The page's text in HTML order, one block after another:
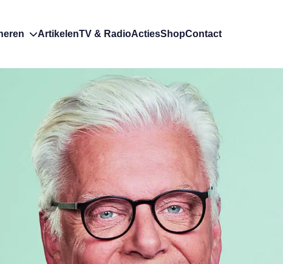
ArtikelenTV & RadioActiesShopContact